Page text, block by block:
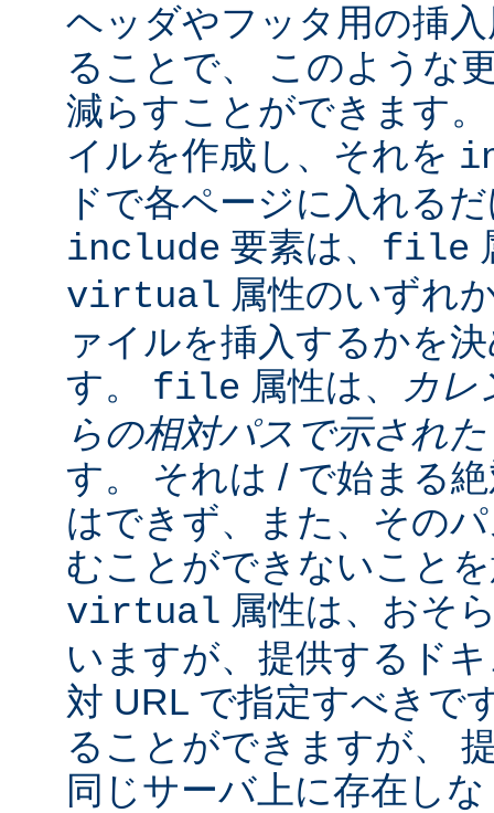
ヘッダやフッタ用の挿
ることで、 このような
減らすことができます
イルを作成し、それを
ドで各ページに入れる
include 要素は、 file
virtual 属性のいずれ
ァイルを挿入するかを
す。 file 属性は、
カ
らの相対パスで示され
す。 それは / で始まる
はできず、また、その
むことができないこと
virtual 属性は、おそ
いますが、提供するド
対 URL で指定すべきで
ることができますが、
同じサーバ上に存在し